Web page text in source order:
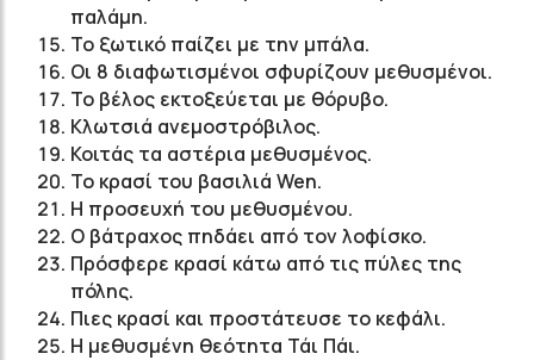
παλάμη.
Το ξωτικό παίζει με την μπάλα.
Οι 8 διαφωτισμένοι σφυρίζουν μεθυσμένοι.
Το βέλος εκτοξεύεται με θόρυβο.
Κλωτσιά ανεμοστρόβιλος.
Κοιτάς τα αστέρια μεθυσμένος.
Το κρασί του βασιλιά Wen.
Η προσευχή του μεθυσμένου.
Ο βάτραχος πηδάει από τον λοφίσκο.
Πρόσφερε κρασί κάτω από τις πύλες της
πόλης.
Πιες κρασί και προστάτευσε το κεφάλι.
Η μεθυσμένη θεότητα Τάι Πάι.